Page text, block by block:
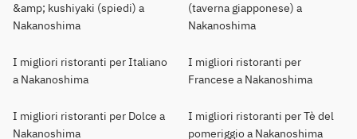
&amp; kushiyaki (spiedi) a
Nakanoshima
(taverna giapponese) a
Nakanoshima
I migliori ristoranti per Italiano
a Nakanoshima
I migliori ristoranti per
Francese a Nakanoshima
I migliori ristoranti per Dolce a
Nakanoshima
I migliori ristoranti per Tè del
pomeriggio a Nakanoshima